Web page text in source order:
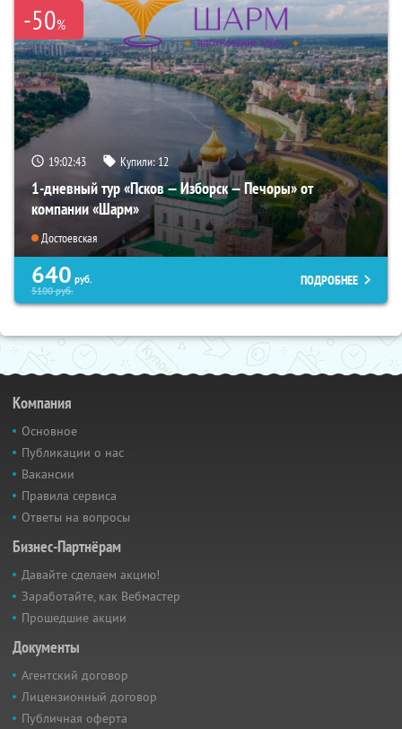
-50%
19:02:42 Купили:12
1-дневный тур «Псков — Изборск — Печоры» от
компании «Шарм»
Достоевская
640 руб.
5100руб.
ПОДРОБНЕЕ
Компания
Основное
Публикации о нас
Вакансии
Правила сервиса
Ответы на вопросы
Бизнес-Партнёрам
Давайте сделаем акцию!
Заработайте, как Вебмастер
Прошедшие акции
Документы
Агентский договор
Лицензионный договор
Публичная оферта